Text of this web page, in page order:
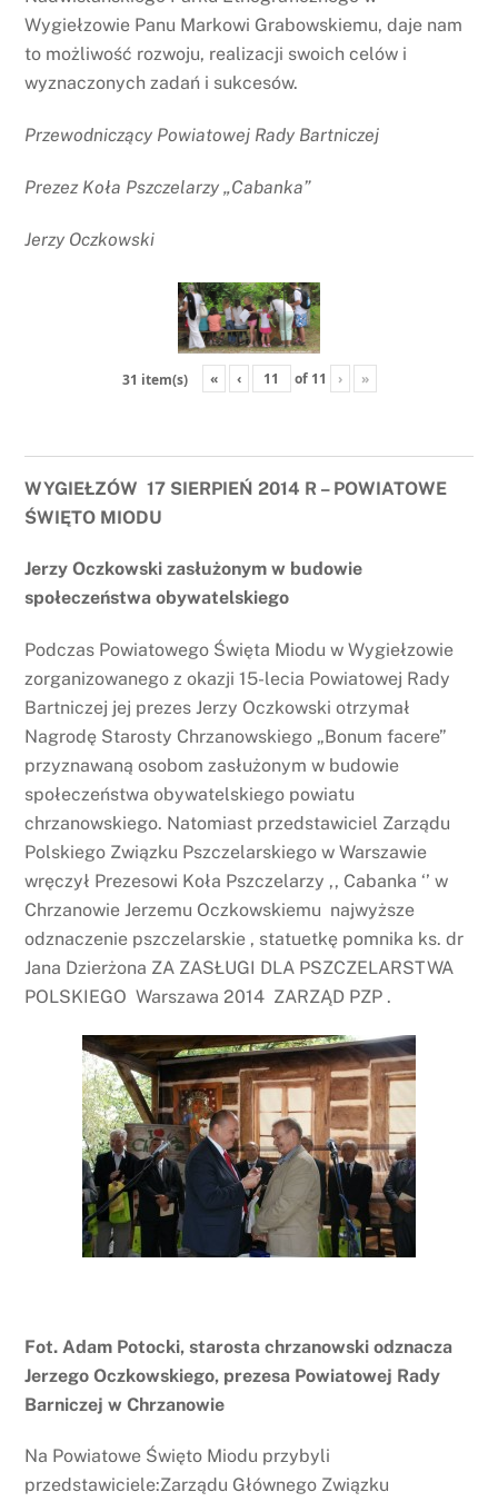
Wygiełzowie Panu Markowi Grabowskiemu, daje nam
to możliwość rozwoju, realizacji swoich celów i
wyznaczonych zadań i sukcesów.
Przewodniczący Powiatowej Rady Bartniczej
Prezez Koła Pszczelarzy „Cabanka”
Jerzy Oczkowski
31 item(s) « ‹ of 11 › »
WYGIEŁZÓW 17 SIERPIEŃ 2014 R – POWIATOWE
ŚWIĘTO MIODU
Jerzy Oczkowski zasłużonym w budowie
społeczeństwa obywatelskiego
Podczas Powiatowego Święta Miodu w Wygiełzowie
zorganizowanego z okazji 15-lecia Powiatowej Rady
Bartniczej jej prezes Jerzy Oczkowski otrzymał
Nagrodę Starosty Chrzanowskiego „Bonum facere”
przyznawaną osobom zasłużonym w budowie
społeczeństwa obywatelskiego powiatu
chrzanowskiego. Natomiast przedstawiciel Zarządu
Polskiego Związku Pszczelarskiego w Warszawie
wręczył Prezesowi Koła Pszczelarzy ,, Cabanka ‘’ w
Chrzanowie Jerzemu Oczkowskiemu najwyższe
odznaczenie pszczelarskie , statuetkę pomnika ks. dr
Jana Dzierżona ZA ZASŁUGI DLA PSZCZELARSTWA
POLSKIEGO Warszawa 2014 ZARZĄD PZP .
Fot. Adam Potocki, starosta chrzanowski odznacza
Jerzego Oczkowskiego, prezesa Powiatowej Rady
Barniczej w Chrzanowie
Na Powiatowe Święto Miodu przybyli
przedstawiciele:Zarządu Głównego Związku